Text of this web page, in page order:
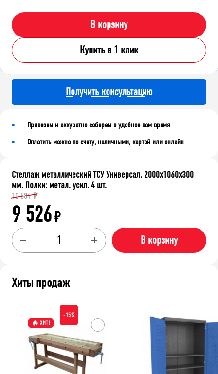
В корзину
Купить в 1 клик
Получить консультацию
Привезем и аккуратно соберем в удобное вам время
Оплатить можно по счету, наличными, картой или онлайн
Стеллаж металлический ТСУ Универсал, 2000x1060x300
мм. Полки: метал. усил. 4 шт.
10 584 ₽
9 526₽
В корзину
Хиты продаж
ХИТ!
-15%